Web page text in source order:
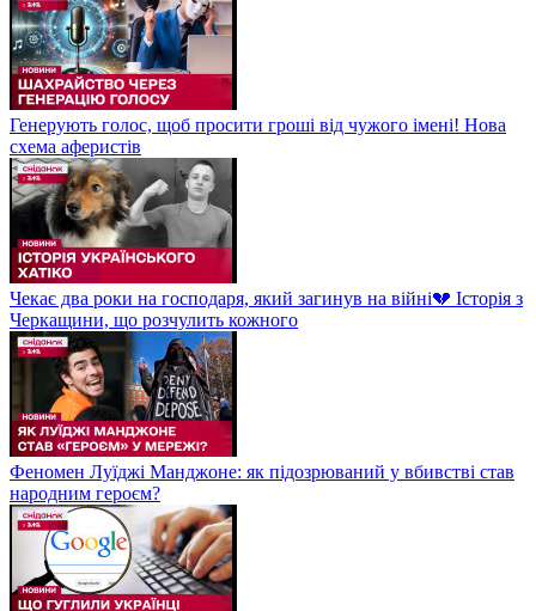
Генерують голос, щоб просити гроші від чужого імені! Нова
схема аферистів
Чекає два роки на господаря, який загинув на війні💔 Історія з
Черкащини, що розчулить кожного
Феномен Луїджі Манджоне: як підозрюваний у вбивстві став
народним героєм?